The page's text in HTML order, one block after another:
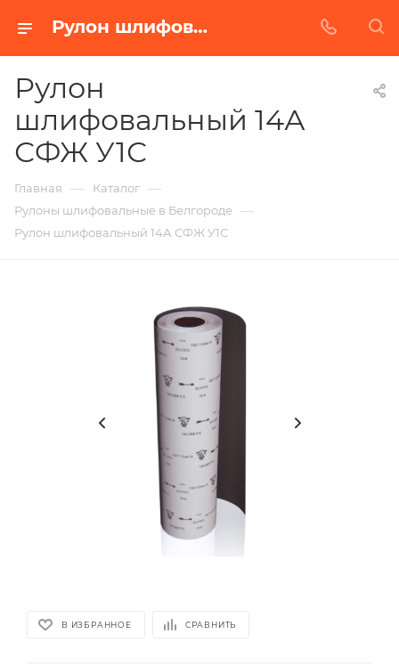
Рулон шлифовальный 14А СФЖ У1С в Белгороде | Купить по недорогой цене от Абразивного Завода
Рулон
шлифовальный 14А
СФЖ У1С
Главная — Каталог —
Рулоны шлифовальные в Белгороде —
Рулон шлифовальный 14А СФЖ У1С
В ИЗБРАННОЕ СРАВНИТЬ